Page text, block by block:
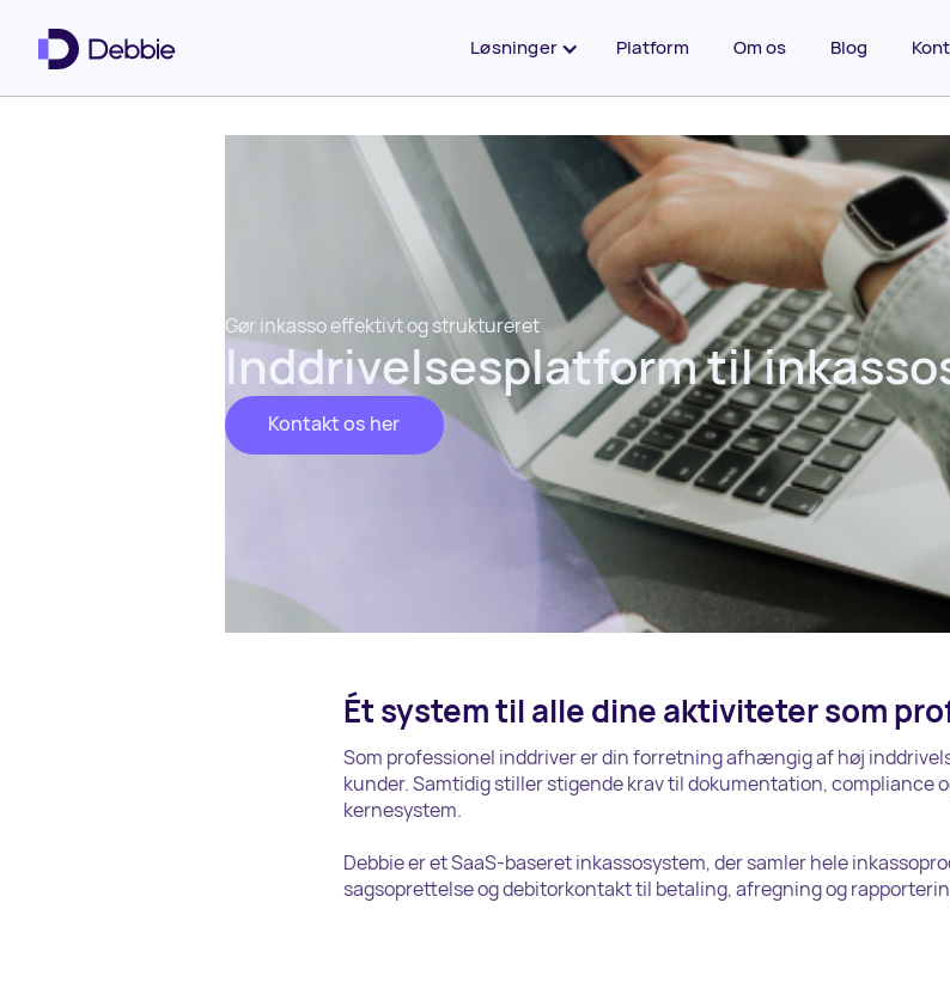
Løsninger Platform Om os Blog
Gør inkasso effektivt og struktureret
Inddrivelsesplatform til
Kontakt os her
Ét system til alle dine aktiviteter som
Som professionel inddriver er din forretning afhængig af høj
kunder. Samtidig stiller stigende krav til dokumentation, compliance
kernesystem.
Debbie er et SaaS-baseret inkassosystem, der samler hele
sagsoprettelse og debitorkontakt til betaling, afregning og